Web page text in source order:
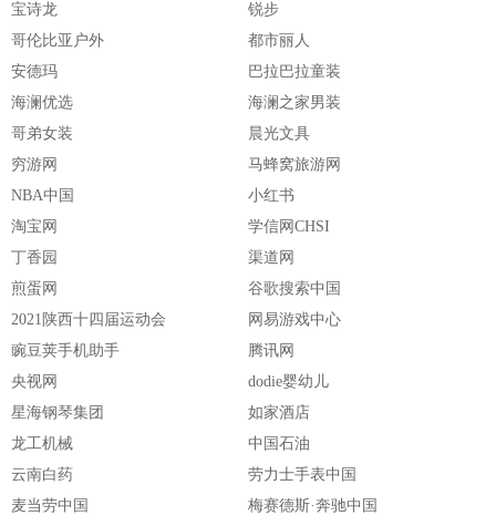
宝诗龙
锐步
哥伦比亚户外
都市丽人
安德玛
巴拉巴拉童装
海澜优选
海澜之家男装
哥弟女装
晨光文具
穷游网
马蜂窝旅游网
NBA中国
小红书
淘宝网
学信网CHSI
丁香园
渠道网
煎蛋网
谷歌搜索中国
2021陕西十四届运动会
网易游戏中心
豌豆荚手机助手
腾讯网
央视网
dodie婴幼儿
星海钢琴集团
如家酒店
龙工机械
中国石油
云南白药
劳力士手表中国
麦当劳中国
梅赛德斯·奔驰中国